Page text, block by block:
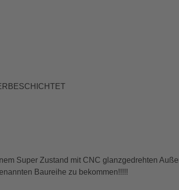
Super Zustand mit CNC glanzgedrehten
Baureihe zu bekommen!!!!!